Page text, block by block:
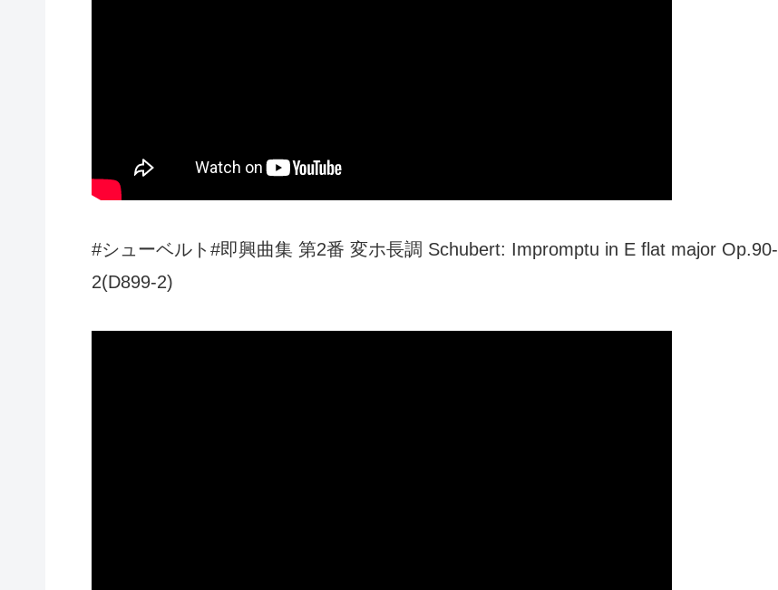
#シューベルト#即興曲集 第2番 変ホ長調 Schubert: Impromptu in E flat major Op.90-
2(D899-2)